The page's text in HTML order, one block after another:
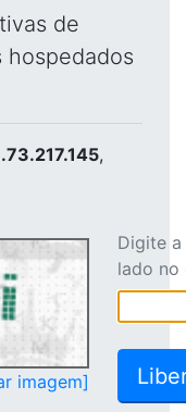
de
hospedados
,
imagem]
Digite
lado no